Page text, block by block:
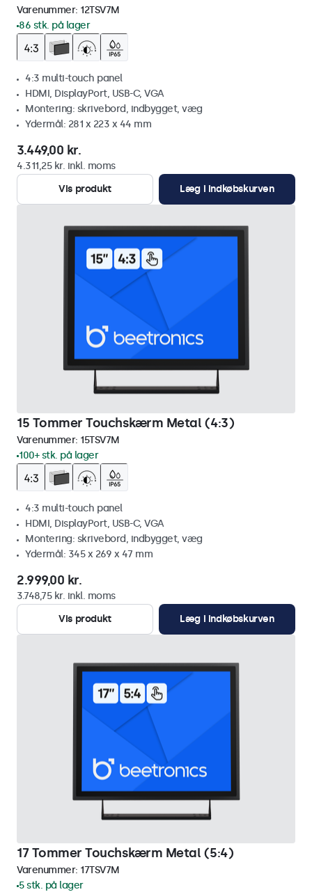
Varenummer: 12TSV7M
86 stk. på lager
4:3 multi-touch panel
HDMI, DisplayPort, USB-C, VGA
Montering: skrivebord, indbygget, væg
Ydermål: 281 x 223 x 44 mm
3.449,00 kr.
4.311,25 kr. inkl. moms
Vis produkt
Læg i indkøbskurven
15 Tommer Touchskærm Metal (4:3)
Varenummer: 15TSV7M
100+ stk. på lager
4:3 multi-touch panel
HDMI, DisplayPort, USB-C, VGA
Montering: skrivebord, indbygget, væg
Ydermål: 345 x 269 x 47 mm
2.999,00 kr.
3.748,75 kr. inkl. moms
Vis produkt
Læg i indkøbskurven
17 Tommer Touchskærm Metal (5:4)
Varenummer: 17TSV7M
5 stk. på lager